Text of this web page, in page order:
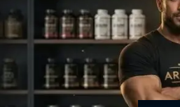
RECENT COMMENTS